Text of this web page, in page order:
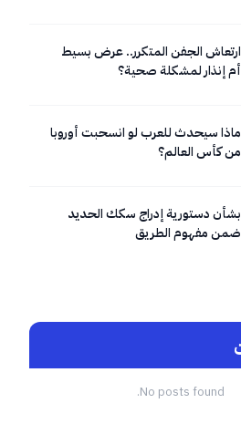
ارتعاش الجفن المتكرر.. عرض بسيط
أم إنذار لمشكلة صحية؟
ماذا سيحدث للعرب لو انسحبت أوروبا
من كأس العالم؟
بشأن دستورية إدراج سكك الحديد
ضمن مفهوم الطريق
No posts found.